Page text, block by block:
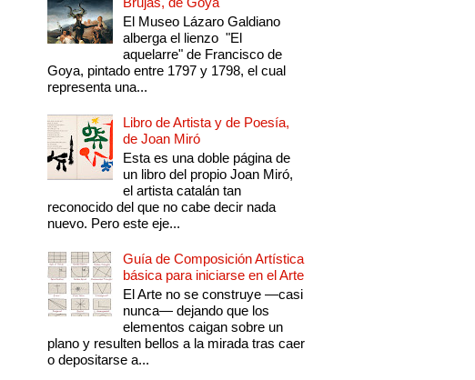
El Museo Lázaro Galdiano
alberga el lienzo "El
aquelarre" de Francisco de
Goya, pintado entre 1797 y 1798, el cual
representa una...
Libro de Artista y de Poesía,
de Joan Miró
Esta es una doble página de
un libro del propio Joan Miró,
el artista catalán tan
reconocido del que no cabe decir nada
nuevo. Pero este eje...
Guía de Composición Artística
básica para iniciarse en el Arte
El Arte no se construye —casi
nunca— dejando que los
elementos caigan sobre un
plano y resulten bellos a la mirada tras caer
o depositarse a...